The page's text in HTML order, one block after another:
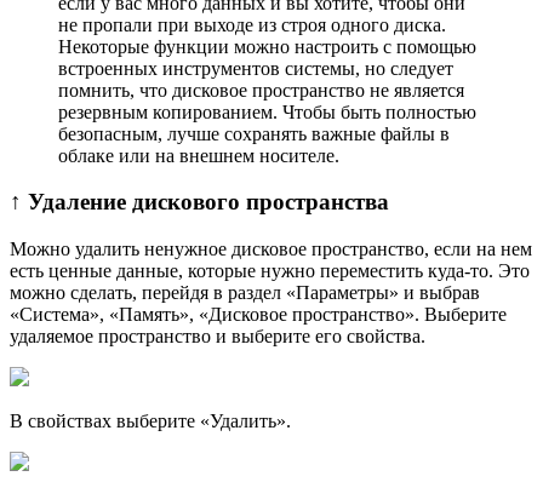
не пропали при выходе из строя одного диска.
Некоторые функции можно настроить с помощью
встроенных инструментов системы, но следует
помнить, что дисковое пространство не является
резервным копированием. Чтобы быть полностью
безопасным, лучше сохранять важные файлы в
облаке или на внешнем носителе.
↑ Удаление дискового пространства
Можно удалить ненужное дисковое пространство, если на нем
есть ценные данные, которые нужно переместить куда-то. Это
можно сделать, перейдя в раздел «Параметры» и выбрав
«Система», «Память», «Дисковое пространство». Выберите
удаляемое пространство и выберите его свойства.
В свойствах выберите «Удалить».